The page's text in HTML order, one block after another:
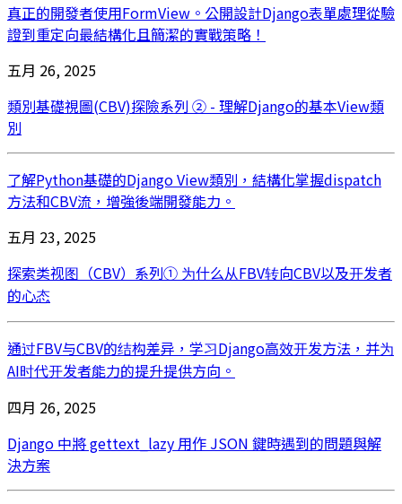
真正的開發者使用FormView。公開設計Django表單處理從驗
證到重定向最結構化且簡潔的實戰策略！
五月 26, 2025
類別基礎視圖(CBV)探險系列 ② - 理解Django的基本View類
別
了解Python基礎的Django View類別，結構化掌握dispatch
方法和CBV流，增強後端開發能力。
五月 23, 2025
探索类视图（CBV）系列① 为什么从FBV转向CBV以及开发者
的心态
通过FBV与CBV的结构差异，学习Django高效开发方法，并为
AI时代开发者能力的提升提供方向。
四月 26, 2025
Django 中將 gettext_lazy 用作 JSON 鍵時遇到的問題與解
決方案